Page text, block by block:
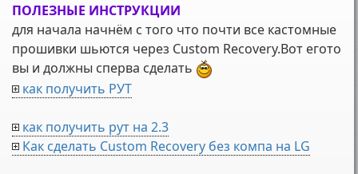
ПОЛЕЗНЫЕ ИНСТРУКЦИИ
для начала начнём с того что почти все кастомные
прошивки шьются через Custom Recovery.Вот егото
вы и должны сперва сделать
как получить РУТ
как получить рут на 2.3
Как сделать Custom Recovery без компа на LG